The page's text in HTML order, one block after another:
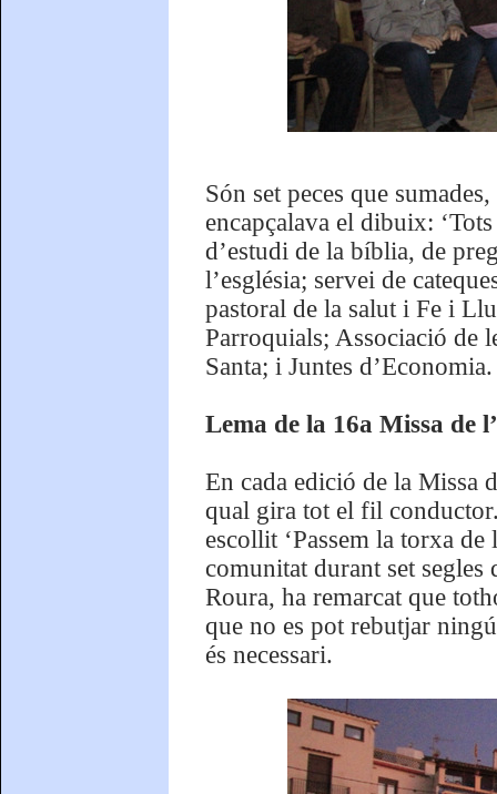
Són set peces que
encapçalava el dibuix:
d’estudi de la bíblia, de
l’església; servei de
pastoral de la salut i Fe i
Parroquials; Associació de
Santa; i Juntes d’Economia.
Lema de la 16a Missa de
En cada edició de la Missa
qual gira tot el fil
escollit ‘Passem la torxa
comunitat durant set
Roura, ha remarcat que
que no es pot rebutjar
és necessari.